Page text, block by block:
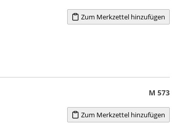
Zum Merkzettel hinzufügen
M 573
Zum Merkzettel hinzufügen